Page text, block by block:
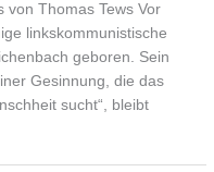
von Thomas Tews Vor
linkskommunistische
geboren. Sein
Gesinnung, die das
sucht“, bleibt